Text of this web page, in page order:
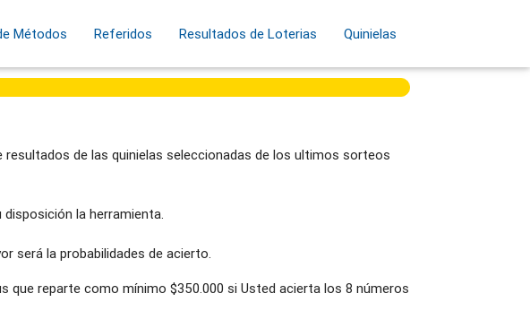
Métodos Referidos Resultados de Loterias Quinielas
de las quinielas seleccionadas de los ultimos sorteos
la herramienta.
será la probabilidades de acierto.
que reparte como mínimo $350.000 si Usted acierta los 8 números